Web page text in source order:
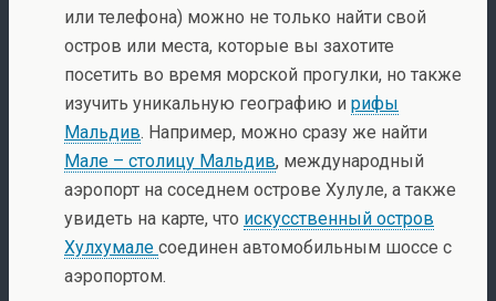
или телефона) можно не только найти свой
остров или места, которые вы захотите
посетить во время морской прогулки, но также
изучить уникальную географию и рифы
Мальдив. Например, можно сразу же найти
Мале – столицу Мальдив, международный
аэропорт на соседнем острове Хулуле, а также
увидеть на карте, что искусственный остров
Хулхумале соединен автомобильным шоссе с
аэропортом.